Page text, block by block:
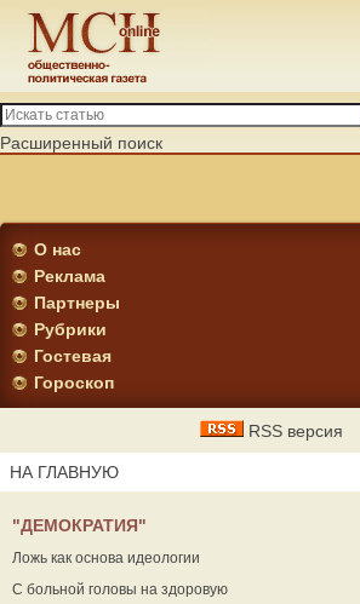
Расширенный поиск
О нас
Реклама
Партнеры
Рубрики
Гостевая
Гороскоп
RSS версия
НА ГЛАВНУЮ
"ДЕМОКРАТИЯ"
Ложь как основа идеологии
С больной головы на здоровую